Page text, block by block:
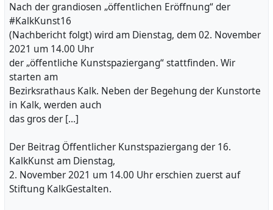
Nach der grandiosen „öffentlichen Eröffnung“ der
#KalkKunst16
(Nachbericht folgt) wird am Dienstag, dem 02. November
2021 um 14.00 Uhr
der „öffentliche Kunstspaziergang“ stattfinden. Wir
starten am
Bezirksrathaus Kalk. Neben der Begehung der Kunstorte
in Kalk, werden auch
das gros der […]
Der Beitrag Öffentlicher Kunstspaziergang der 16.
KalkKunst am Dienstag,
2. November 2021 um 14.00 Uhr erschien zuerst auf
Stiftung KalkGestalten.